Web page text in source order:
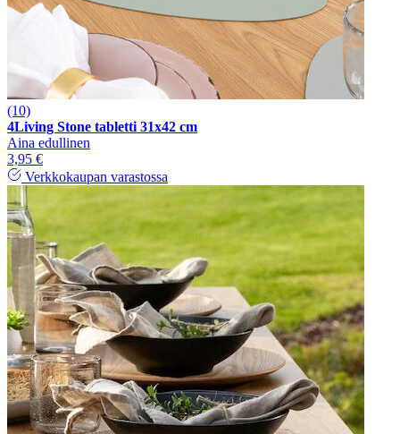
(10)
4Living Stone tabletti 31x42 cm
Aina edullinen
3,95 €
Verkkokaupan varastossa